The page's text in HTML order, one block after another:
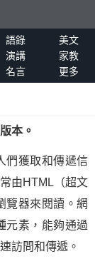
語錄
美文
演講
家教
名言 更多
本。
們獲取和傳遞信
由HTML（超文
覽器來閱讀。網
元素，能夠通過
訪問和傳遞。